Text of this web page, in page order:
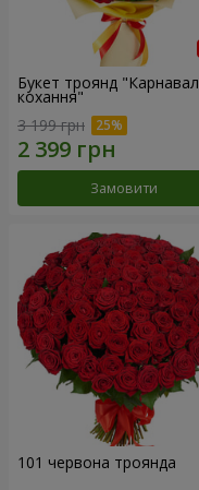
Букет троянд "Карнавал
кохання"
3 199 грн
Замовити
101 червона троянда